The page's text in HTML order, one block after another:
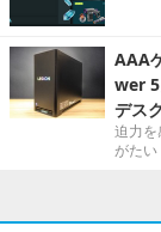
AAA
wer 5
デス
迫力を
がたい